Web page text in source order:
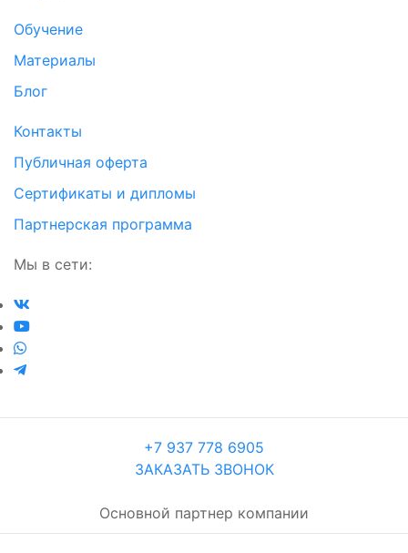
Обучение
Материалы
Блог
Контакты
Публичная оферта
Сертификаты и дипломы
Партнерская программа
Мы в сети:
+7 937 778 6905
ЗАКАЗАТЬ ЗВОНОК
Основной партнер компании